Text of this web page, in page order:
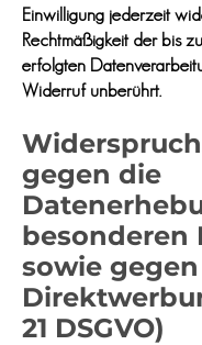
Einwilligung jederzeit
Rechtmäßigkeit der bis
erfolgten
Widerruf unberührt.
gegen die
besonderen
sowie gegen
21 DSGVO)